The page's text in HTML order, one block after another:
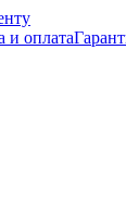
и оплата